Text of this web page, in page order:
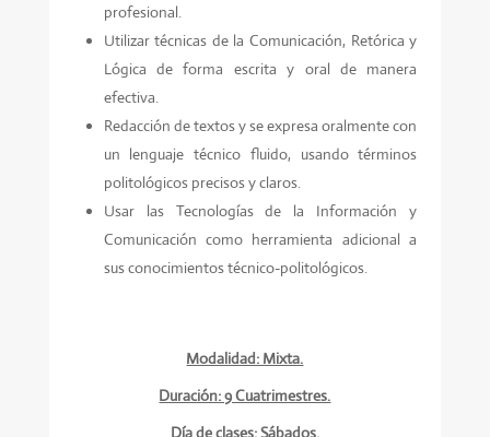
profesional.
Utilizar técnicas de la Comunicación, Retórica y
Lógica de forma escrita y oral de manera
efectiva.
Redacción de textos y se expresa oralmente con
un lenguaje técnico fluido, usando términos
politológicos precisos y claros.
Usar las Tecnologías de la Información y
Comunicación como herramienta adicional a
sus conocimientos técnico-politológicos.
Modalidad: Mixta.
Duración: 9 Cuatrimestres.
Día de clases: Sábados.